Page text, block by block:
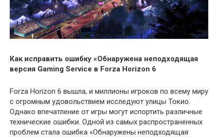
Как исправить ошибку «Обнаружена неподходящая
версия Gaming Service в Forza Horizon 6
Forza Horizon 6 вышла, и миллионы игроков по всему миру
с огромным удовольствием исследуют улицы Токио.
Однако впечатление от игры могут испортить различные
технические ошибки. Одной из самых распространенных
проблем стала ошибка «Обнаружены неподходящая